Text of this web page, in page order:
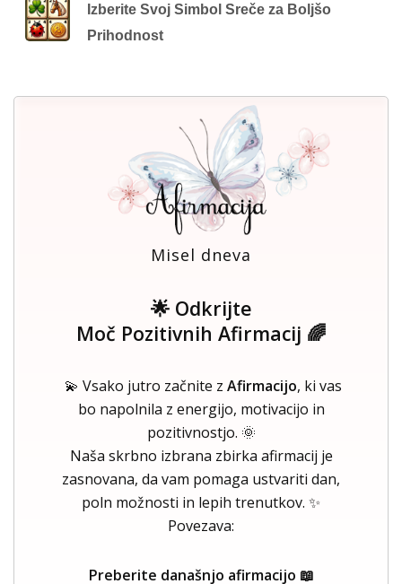
Izberite Svoj Simbol Sreče za Boljšo
Prihodnost
Misel dneva
🌟 Odkrijte
Moč Pozitivnih Afirmacij 🌈
💫 Vsako jutro začnite z Afirmacijo, ki vas
bo napolnila z energijo, motivacijo in
pozitivnostjo. 🌞
Naša skrbno izbrana zbirka afirmacij je
zasnovana, da vam pomaga ustvariti dan,
poln možnosti in lepih trenutkov. ✨
Povezava:
Preberite današnjo afirmacijo 📖